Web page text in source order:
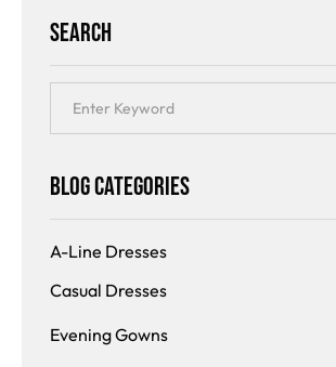
Search
Blog Categories
A-Line Dresses
Casual Dresses
Evening Gowns